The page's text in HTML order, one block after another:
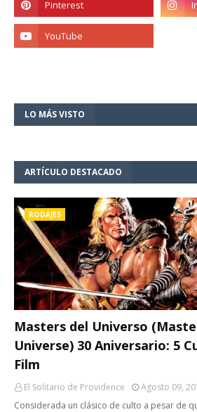
LO MÁS VISTO
ARTÍCULO DESTACADO
RODAJES
Masters del Universo
Universe) 30 Aniversario: 5
Film
El Solitario de Providence
Agosto 09,
Considerada un clásico de culto a pesar de